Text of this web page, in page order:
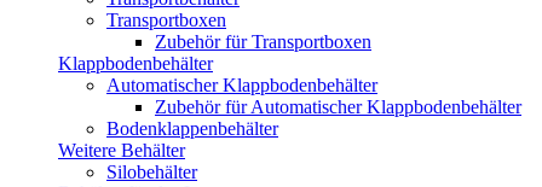
Transportboxen
Zubehör für Transportboxen
Klappbodenbehälter
Automatischer Klappbodenbehälter
Zubehör für Automatischer Klappbodenbehälter
Bodenklappenbehälter
Weitere Behälter
Silobehälter